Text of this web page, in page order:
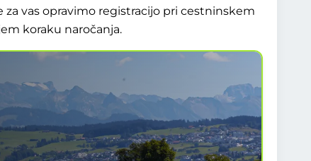
vas opravimo registracijo pri cestninskem
koraku naročanja.